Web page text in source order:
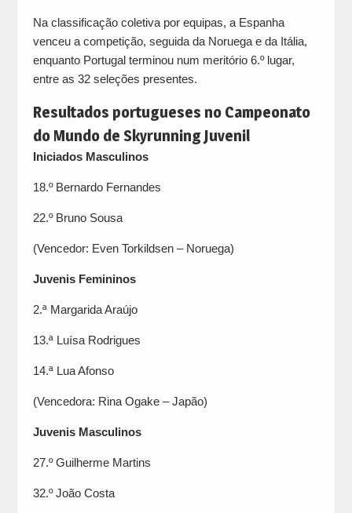
Na classificação coletiva por equipas, a Espanha
venceu a competição, seguida da Noruega e da Itália,
enquanto Portugal terminou num meritório 6.º lugar,
entre as 32 seleções presentes.
Resultados portugueses no Campeonato
do Mundo de Skyrunning Juvenil
Iniciados Masculinos
18.º Bernardo Fernandes
22.º Bruno Sousa
(Vencedor: Even Torkildsen – Noruega)
Juvenis Femininos
2.ª Margarida Araújo
13.ª Luísa Rodrigues
14.ª Lua Afonso
(Vencedora: Rina Ogake – Japão)
Juvenis Masculinos
27.º Guilherme Martins
32.º João Costa